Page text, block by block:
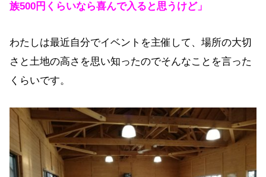
族500円くらいなら喜んで入ると思うけど」
わたしは最近自分でイベントを主催して、場所の大切
さと土地の高さを思い知ったのでそんなことを言った
くらいです。